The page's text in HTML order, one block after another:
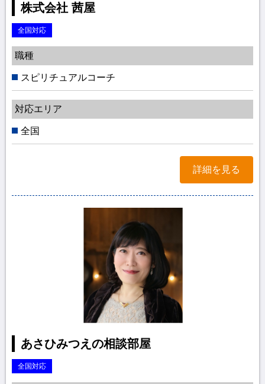
株式会社 茜屋
全国対応
職種
スピリチュアルコーチ
対応エリア
全国
詳細を見る
あさひみつえの相談部屋
全国対応